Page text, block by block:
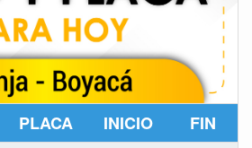
PLACA INICIO FIN